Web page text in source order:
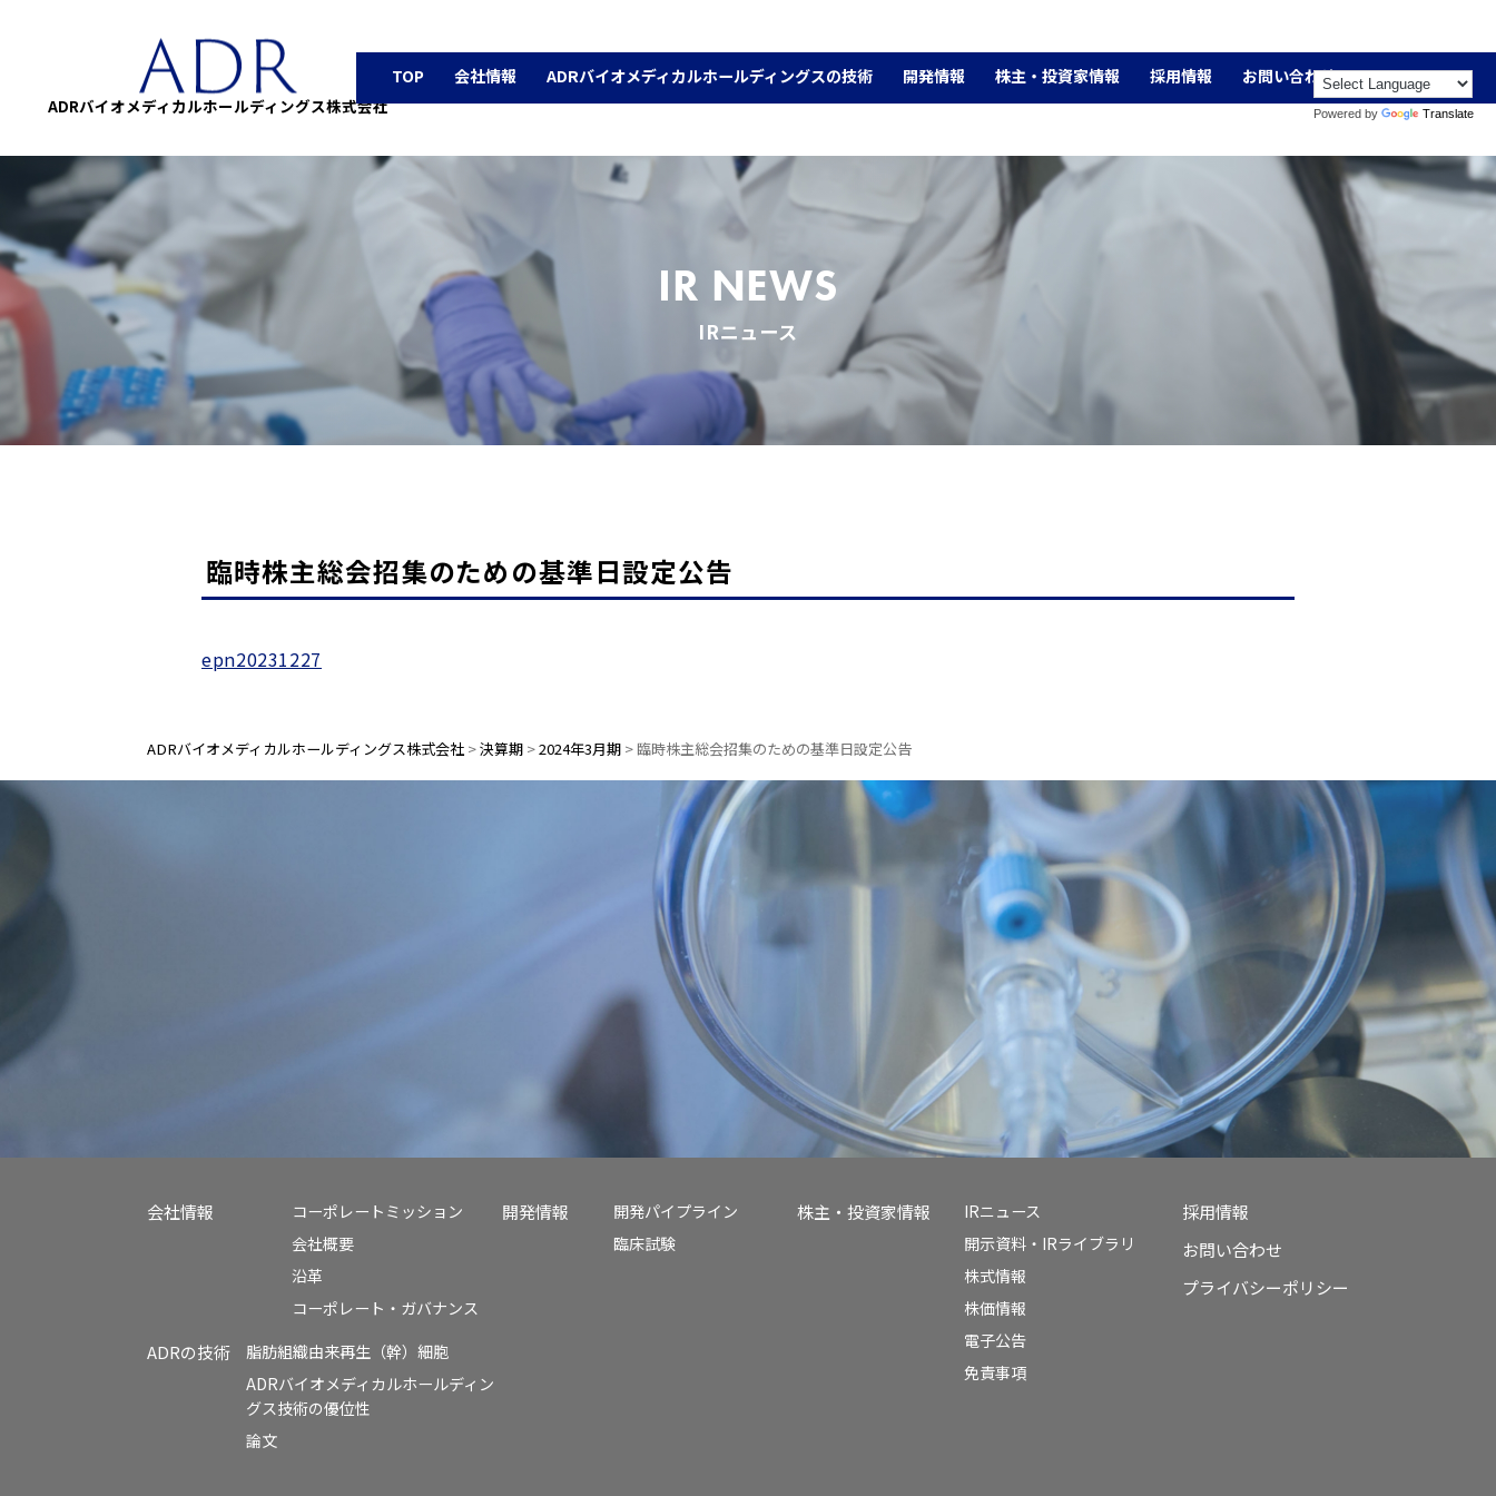
ADRバイオメディカルホールディングス株式会社 Powered by Translate
TOP 会社情報 ADRバイオメディカルホールディングスの技術 開発情報 株主・投資家情報 採用情報 お問い合わせ
IR NEWS
IRニュース
臨時株主総会招集のための基準日設定公告
epn20231227
ADRバイオメディカルホールディングス株式会社 >決算期 >2024年3月期 > 臨時株主総会招集のための基準日設定公告
会社情報
コーポレートミッション
会社概要
沿革
コーポレート・ガバナンス
ADRの技術
脂肪組織由来再生（幹）細胞
ADRバイオメディカルホールディン
グス技術の優位性
論文
開発情報
開発パイプライン
臨床試験
株主・投資家情報
IRニュース
開示資料・IRライブラリ
株式情報
株価情報
電子公告
免責事項
採用情報
お問い合わせ
プライバシーポリシー